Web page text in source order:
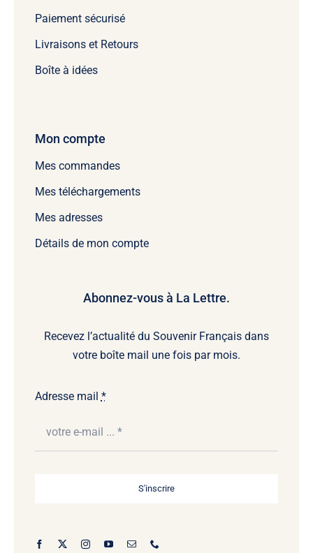
Paiement sécurisé
Livraisons et Retours
Boîte à idées
Mon compte
Mes commandes
Mes téléchargements
Mes adresses
Détails de mon compte
Abonnez-vous à La Lettre.
Recevez l’actualité du Souvenir Français dans
votre boîte mail une fois par mois.
Adresse mail *
S'inscrire